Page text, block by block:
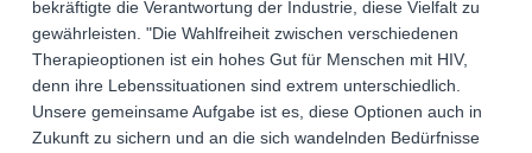
bekräftigte die Verantwortung der Industrie, diese Vielfalt zu
gewährleisten. "Die Wahlfreiheit zwischen verschiedenen
Therapieoptionen ist ein hohes Gut für Menschen mit HIV,
denn ihre Lebenssituationen sind extrem unterschiedlich.
Unsere gemeinsame Aufgabe ist es, diese Optionen auch in
Zukunft zu sichern und an die sich wandelnden Bedürfnisse